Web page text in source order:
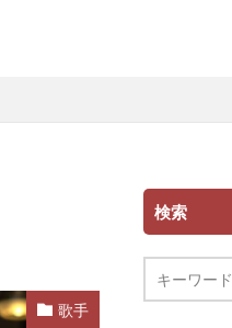
歌手
検索